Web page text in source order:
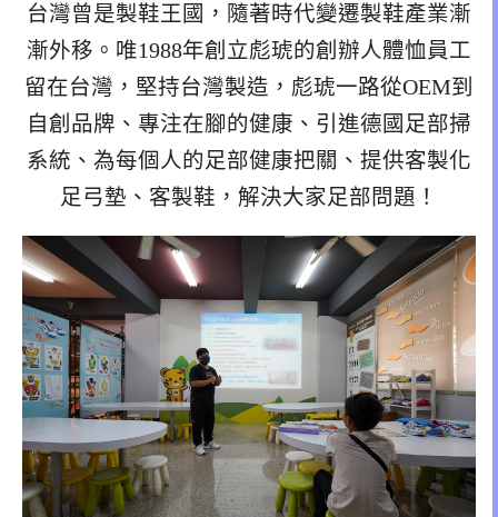
台灣曾是製鞋王國，隨著時代變遷製鞋產業漸
漸外移。唯1988年創立彪琥的創辦人體恤員工
留在台灣，堅持台灣製造，彪琥一路從OEM到
自創品牌、專注在腳的健康、引進德國足部掃
系統、為每個人的足部健康把關、提供客製化
足弓墊、客製鞋，解決大家足部問題！